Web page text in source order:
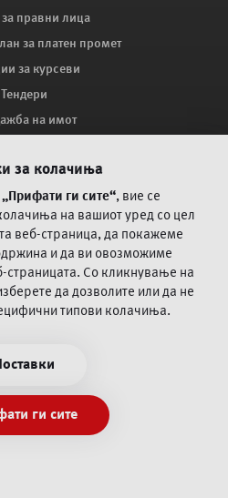
за правни лица
за платен промет
за курсеви
Тендери
на имот
ПроКредит Банка?
на платежни трансакции со
прашања
и поплаки
платни системи
за приватност
за колачиња
„Прифати ги сите“, вие се
на вашиот уред со цел
веб-страница, да покажеме
и да ви овозможиме
страницата. Со кликнување на
да дозволите или да не
типови колачиња.
ги сите